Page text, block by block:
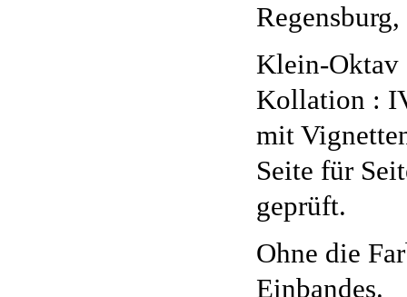
Klein-Oktav
Kollation :
mit
Seite für
geprüft.
Ohne die
Einbandes.